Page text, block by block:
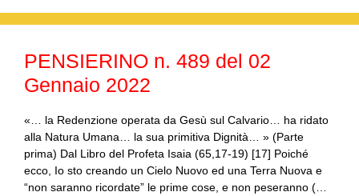
o
o
k
p
p
m di
PENSIERINO n. 489 del 02
Gennaio 2022
«… la Redenzione operata da Gesù sul Calvario… ha ridato
alla Natura Umana… la sua primitiva Dignità… » (Parte
prima) Dal Libro del Profeta Isaia (65,17-19) [17] Poiché
ecco, Io sto creando un Cielo Nuovo ed una Terra Nuova e
“non saranno ricordate” le prime cose, e non peseranno (…